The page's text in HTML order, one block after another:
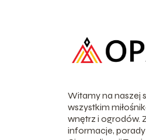
Witamy na naszej
wszystkim
wnętrz i ogrodów.
informacje,